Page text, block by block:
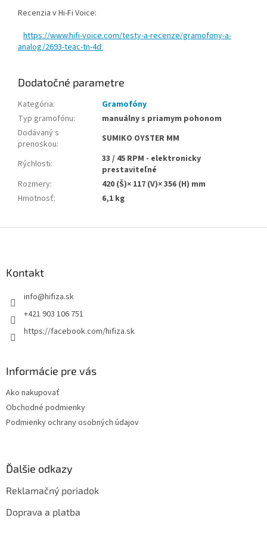
Recenzia v Hi-Fi Voice:
https://www.hifi-voice.com/testy-a-recenze/gramofony-a-
analog/2693-teac-tn-4d
Dodatočné parametre
Kategória:
Gramofóny
Typ gramofónu:
manuálny s priamym pohonom
Dodávaný s
prenoskou: SUMIKO OYSTER MM
Rýchlosti:
33 / 45 RPM - elektronicky
prestaviteľné
Rozmery:
420 (Š)× 117 (V)× 356 (H) mm
Hmotnosť: 6,1 kg
Kontakt
info@hifiza.sk
+421 903 106 751
https://facebook.com/hifiza.sk
Informácie pre vás
Ako nakupovať
Obchodné podmienky
Podmienky ochrany osobných údajov
Ďalšie odkazy
Reklamačný poriadok
Doprava a platba